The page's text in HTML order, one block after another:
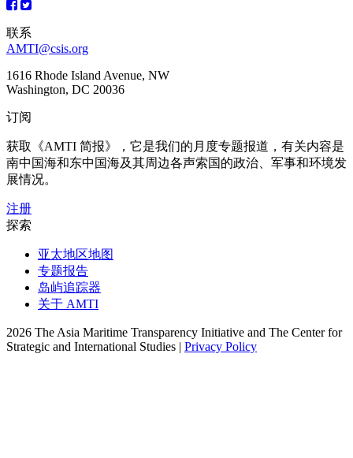
联系
AMTI@csis.org
1616 Rhode Island Avenue, NW
Washington, DC 20036
订阅
获取《AMTI 简报》，它是我们的月度专题报道，有关内容是
南中国海和东中国海及其周边各声索国的政治、军事和环境发
展情况。
注册
探索
亚太地区地图
专题报告
岛屿追踪器
关于 AMTI
2026 The Asia Maritime Transparency Initiative and The Center for
Strategic and International Studies | Privacy Policy